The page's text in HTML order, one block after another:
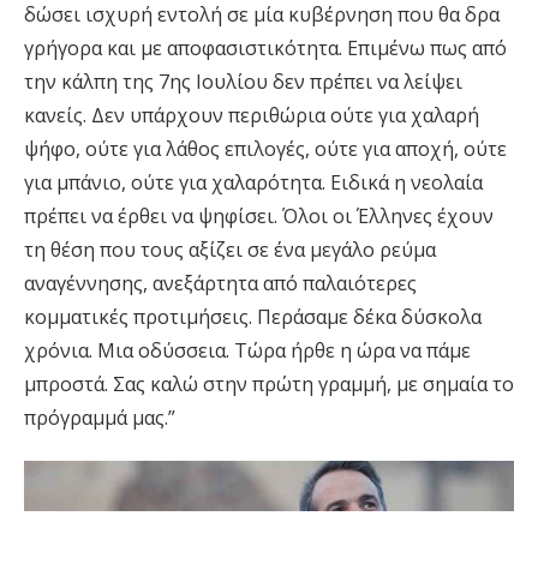
δώσει ισχυρή εντολή σε μία κυβέρνηση που θα δρα
γρήγορα και με αποφασιστικότητα. Επιμένω πως από
την κάλπη της 7ης Ιουλίου δεν πρέπει να λείψει
κανείς. Δεν υπάρχουν περιθώρια ούτε για χαλαρή
ψήφο, ούτε για λάθος επιλογές, ούτε για αποχή, ούτε
για μπάνιο, ούτε για χαλαρότητα. Ειδικά η νεολαία
πρέπει να έρθει να ψηφίσει. Όλοι οι Έλληνες έχουν
τη θέση που τους αξίζει σε ένα μεγάλο ρεύμα
αναγέννησης, ανεξάρτητα από παλαιότερες
κομματικές προτιμήσεις. Περάσαμε δέκα δύσκολα
χρόνια. Μια οδύσσεια. Τώρα ήρθε η ώρα να πάμε
μπροστά. Σας καλώ στην πρώτη γραμμή, με σημαία το
πρόγραμμά μας.”